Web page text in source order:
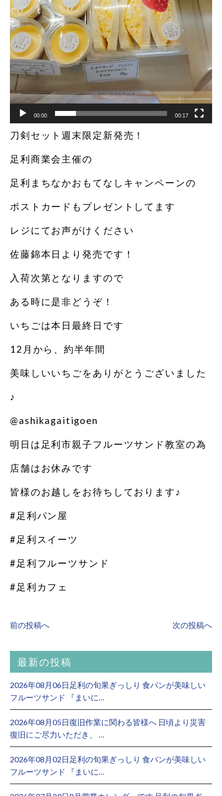
00:00 00:17
刀剣セット週末限定新発売！
足利商業会主催の
足利まちなかおもてなしキャンペーンの
ポストカードもプレゼントしてます
レジにてお声がけください
佐藤錦本日より発売です！
入荷次第となりますので
ある時に是非どうぞ！
いちごは本日最終日です
12月から、約半年間
美味しいいちごをありがとうございました
♪
@ashikagaitigoen
明日は足利市親子フルーツサンド教室の為
店舗はお休みです
皆様のお越しをお待ちしております♪
#足利パン屋
#足利スイーツ
#足利フルーツサンド
#足利カフェ
前の投稿へ 次の投稿へ
最新の投稿
2026年08月06日足利の旬果ぎっしり 食パンが美味しい
フルーツサンド 『まいに…
2026年08月05日復旧作業に関わる皆様へ 日頃より災害
復旧にご尽力いただき、 …
2026年08月02日足利の旬果ぎっしり 食パンが美味しい
フルーツサンド 『まいに…